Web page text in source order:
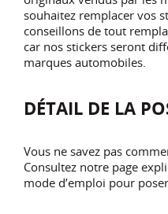
souhaitez remplacer vos
conseillons de tout
car nos stickers seront
marques automobiles.
DÉTAIL DE LA
Vous ne savez pas
Consultez notre page
mode d’emploi pour